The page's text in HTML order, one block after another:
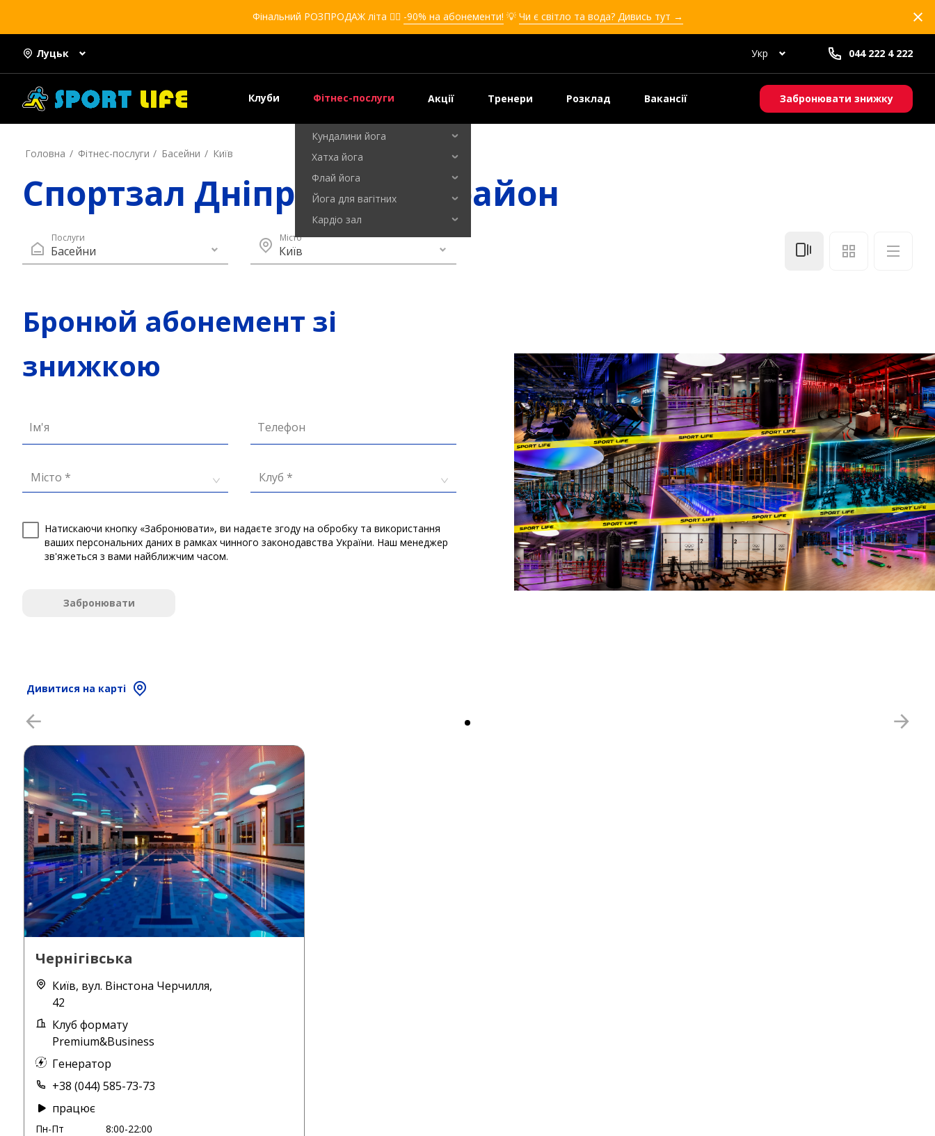
Фінальний РОЗПРОДАЖ літа ❤️‍🔥 -90% на абонементи! 💡 Чи є світло та вода? Дивись тут →
Луцьк Укр 044 222 4 222
Клуби Фітнес-послуги
Кікбоксинг для дівчат
Кікбоксинг для дітей
Самооборона для дівчат
Самооборона для дітей
Кундалини йога
Хатха йога
Флай йога
Йога для вагітних
Кардіо зал
Акції Тренери Розклад Вакансії Забронювати знижку
Головна Фітнес-послуги Басейни Київ
Спортзал Дніпровський район
Послуги
Басейни
Місто
Київ
Бронюй абонемент зі
знижкою
Ім'я Телефон
Місто * Клуб *
Натискаючи кнопку «Забронювати», ви надаєте згоду на обробку та використання
ваших персональних даних в рамках чинного законодавства України. Наш менеджер
зв'яжеться з вами найближчим часом.
Забронювати
Дивитися на карті
Чернігівська
Київ, вул. Вінстона Черчилля,
42
Клуб формату
Premium&Business
Генератор
+38 (044) 585-73-73
працює
Пн-Пт
8:00-22:00